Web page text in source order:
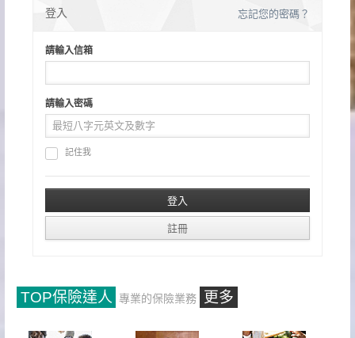
登入 忘記您的密碼？
請輸入信箱
請輸入密碼
記住我
TOP保險達人 專業的保險業務 更多